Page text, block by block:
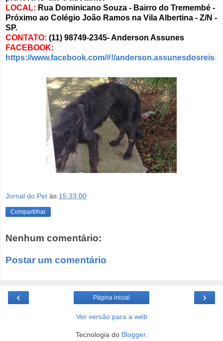
LOCAL: Rua Dominicano Souza - Bairro do Tremembé -
Próximo ao Colégio João Ramos na Vila Albertina - Z/N -
SP.
CONTATO: (11) 98749-2345- Anderson Assunes
FACEBOOK:
https://www.facebook.com/#!/anderson.assunesdosreis
Jornal do Pet às 15:33:00
Compartilhar
Nenhum comentário:
Postar um comentário
‹ ›
Página inicial
Ver versão para a web
Tecnologia do Blogger.